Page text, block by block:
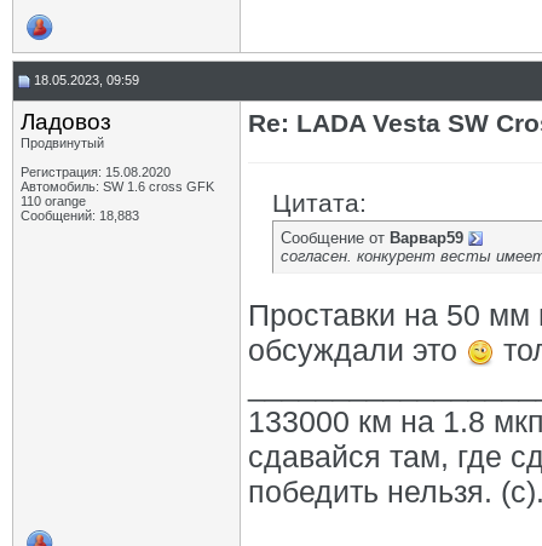
18.05.2023, 09:59
Ладовоз
Продвинутый
Регистрация: 15.08.2020
Автомобиль: SW 1.6 cross GFK
110 orange
Сообщений: 18,883
Re: LADA Vesta SW
Цитата:
Сообщение от Варвар59
согласен. конкурент весты
Проставки на 50 мм
обсуждали это
133000 км на 1.8
сдавайся там, где
победить нельзя.